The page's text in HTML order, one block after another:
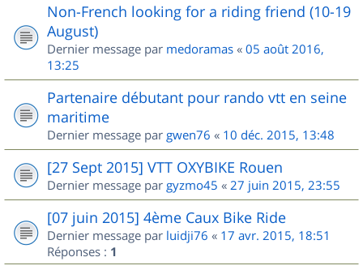
Non-French looking for a riding friend (10-19
August)
Dernier message par medoramas « 05 août 2016,
13:25
Partenaire débutant pour rando vtt en seine
maritime
Dernier message par gwen76 « 10 déc. 2015, 13:48
[27 Sept 2015] VTT OXYBIKE Rouen
Dernier message par gyzmo45 « 27 juin 2015, 23:55
[07 juin 2015] 4ème Caux Bike Ride
Dernier message par luidji76 « 17 avr. 2015, 18:51
Réponses : 1